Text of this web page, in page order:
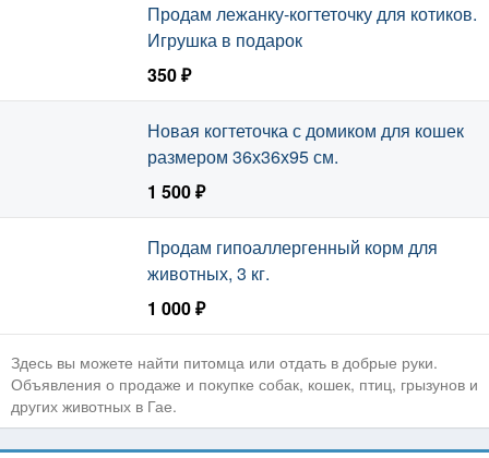
Продам лежанку-когтеточку для котиков.
Игрушка в подарок
350 ₽
Новая когтеточка с домиком для кошек
размером 36х36х95 см.
1 500 ₽
Продам гипоаллергенный корм для
животных, 3 кг.
1 000 ₽
Здесь вы можете найти питомца или отдать в добрые руки.
Объявления о продаже и покупке собак, кошек, птиц, грызунов и
других животных в Гае.